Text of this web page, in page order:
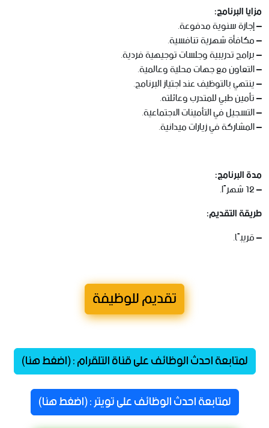
مزايا البرنامج:
– إجازة سنوية مدفوعة.
– مكافأة شهرية تنافسية.
– برامج تدريبية وجلسات توجيهية فردية.
– التعاون مع جهات محلية وعالمية.
– ينتهي بالتوظيف عند اجتياز البرنامج.
– تأمين طبي للمتدرب وعائلته.
– التسجيل في التأمينات الاجتماعية.
– المشاركة في زيارات ميدانية.
مدة البرنامج:
– 12 شهرًا.
طريقة التقديم:
– قريبًا.
تقديم للوظيفة
لمتابعة احدث الوظائف على قناة التلقرام : (اضغط هنا)
لمتابعة احدث الوظائف على تويتر : (اضغط هنا)